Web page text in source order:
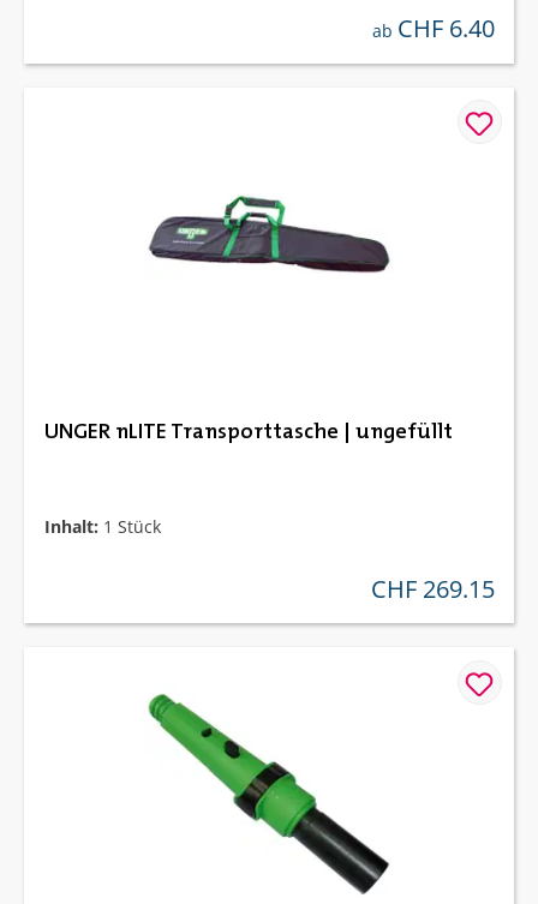
regulärer preis:
ab CHF 6.40
UNGER nLITE Transporttasche | ungefüllt
Inhalt: 1 Stück
regulärer preis:
CHF 269.15